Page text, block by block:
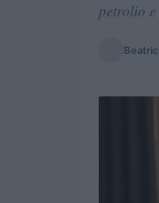
petrolio